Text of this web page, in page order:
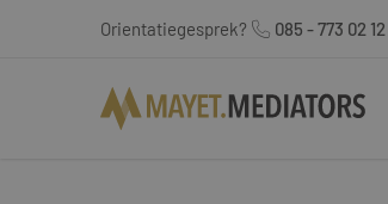
Orientatiegesprek? 085 - 773 02 12